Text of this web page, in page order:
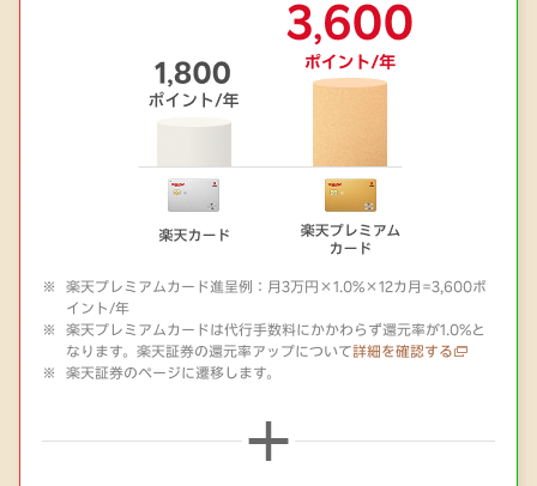
楽天プレミアムカード進呈例：月3万円×1.0%×12カ月=3,600ポ
イント/年
楽天プレミアムカードは代行手数料にかかわらず還元率が1.0%と
なります。楽天証券の還元率アップについて詳細を確認する
楽天証券のページに遷移します。